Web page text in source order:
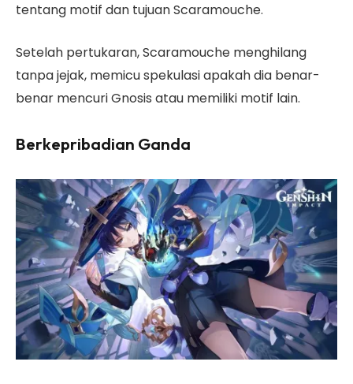
tentang motif dan tujuan Scaramouche.
Setelah pertukaran, Scaramouche menghilang
tanpa jejak, memicu spekulasi apakah dia benar-
benar mencuri Gnosis atau memiliki motif lain.
Berkepribadian Ganda